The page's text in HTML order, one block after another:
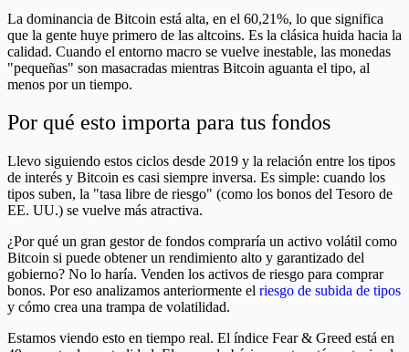
La dominancia de Bitcoin está alta, en el 60,21%, lo que significa
que la gente huye primero de las altcoins. Es la clásica huida hacia la
calidad. Cuando el entorno macro se vuelve inestable, las monedas
"pequeñas" son masacradas mientras Bitcoin aguanta el tipo, al
menos por un tiempo.
Por qué esto importa para tus fondos
Llevo siguiendo estos ciclos desde 2019 y la relación entre los tipos
de interés y Bitcoin es casi siempre inversa. Es simple: cuando los
tipos suben, la "tasa libre de riesgo" (como los bonos del Tesoro de
EE. UU.) se vuelve más atractiva.
¿Por qué un gran gestor de fondos compraría un activo volátil como
Bitcoin si puede obtener un rendimiento alto y garantizado del
gobierno? No lo haría. Venden los activos de riesgo para comprar
bonos. Por eso analizamos anteriormente el riesgo de subida de tipos
y cómo crea una trampa de volatilidad.
Estamos viendo esto en tiempo real. El índice Fear & Greed está en